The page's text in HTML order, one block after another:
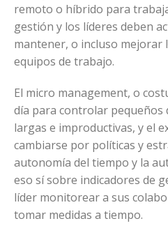
remoto o híbrido para
gestión y los líderes deben
mantener, o incluso mejorar
equipos de trabajo.
El micro management, o
día para controlar pequeños
largas e improductivas, y el
cambiarse por políticas y
autonomía del tiempo y la
eso sí sobre indicadores de
líder monitorear a sus
tomar medidas a tiempo.